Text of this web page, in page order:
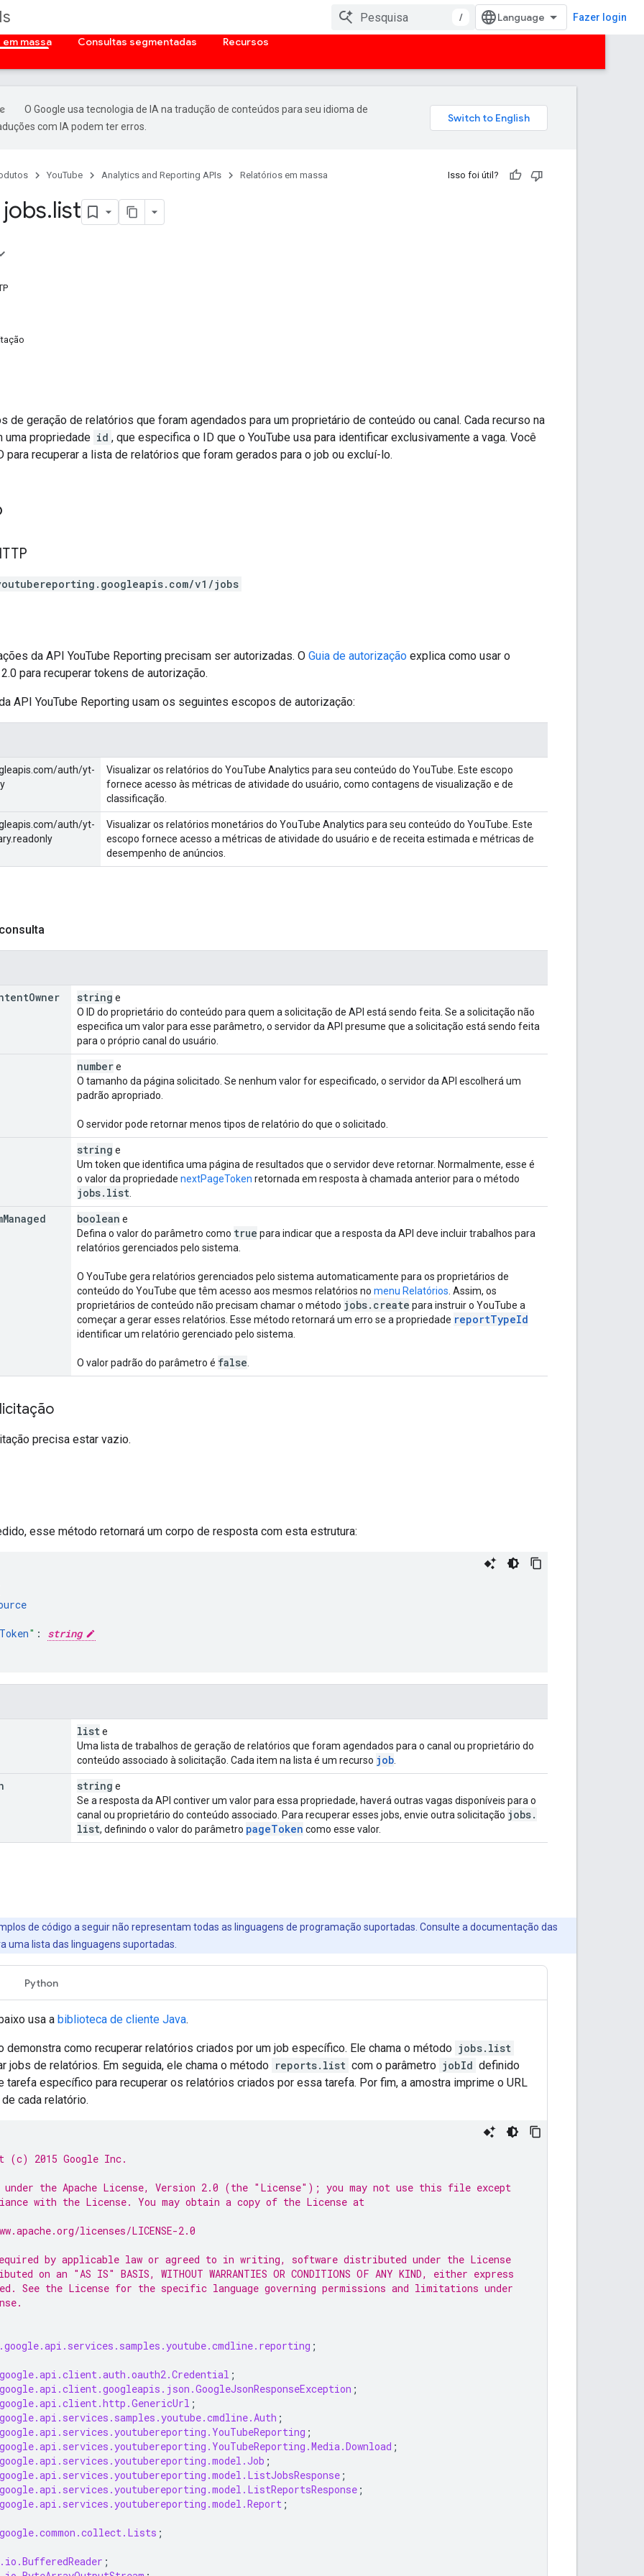
/ Fazer login
em massa Consultas segmentadas Recursos
O Google usa tecnologia de IA na tradução de conteúdos para seu idioma de
com IA podem ter erros.
YouTube Analytics and Reporting APIs Relatórios em massa Isso foi útil?
jobs.list
de geração de relatórios que foram agendados para um proprietário de conteúdo ou canal. Cada recurso na
uma propriedade id , que especifica o ID que o YouTube usa para identificar exclusivamente a vaga. Você
para recuperar a lista de relatórios que foram gerados para o job ou excluí-lo.
v1/jobs
da API YouTube Reporting precisam ser autorizadas. O Guia de autorização explica como usar o
2.0 para recuperar tokens de autorização.
API YouTube Reporting usam os seguintes escopos de autorização:
auth/yt-
Visualizar os relatórios do YouTube Analytics para seu conteúdo do YouTube. Este escopo
fornece acesso às métricas de atividade do usuário, como contagens de visualização e de
classificação.
auth/yt-
Visualizar os relatórios monetários do YouTube Analytics para seu conteúdo do YouTube. Este
escopo fornece acesso a métricas de atividade do usuário e de receita estimada e métricas de
desempenho de anúncios.
Owner string e
O ID do proprietário do conteúdo para quem a solicitação de API está sendo feita. Se a solicitação não
especifica um valor para esse parâmetro, o servidor da API presume que a solicitação está sendo feita
para o próprio canal do usuário.
numbere
O tamanho da página solicitado. Se nenhum valor for especificado, o servidor da API escolherá um
padrão apropriado.
O servidor pode retornar menos tipos de relatório do que o solicitado.
string e
Um token que identifica uma página de resultados que o servidor deve retornar. Normalmente, esse é
o valor da propriedade nextPageToken retornada em resposta à chamada anterior para o método
jobs. list
Managed boolean e
Defina o valor do parâmetro como true para indicar que a resposta da API deve incluir trabalhos para
relatórios gerenciados pelo sistema.
O YouTube gera relatórios gerenciados pelo sistema automaticamente para os proprietários de
conteúdo do YouTube que têm acesso aos mesmos relatórios no menu Relatórios . Assim, os
proprietários de conteúdo não precisam chamar o método jobs. create para instruir o YouTube a
começar a gerar esses relatórios. Esse método retornará um erro se a propriedade reportTypeId
identificar um relatório gerenciado pelo sistema.
O valor padrão do parâmetro é false
precisa estar vazio.
esse método retornará um corpo de resposta com esta estrutura:
" :
string
liste
Uma lista de trabalhos de geração de relatórios que foram agendados para o canal ou proprietário do
conteúdo associado à solicitação. Cada item na lista é um recurso job
string e
Se a resposta da API contiver um valor para essa propriedade, haverá outras vagas disponíveis para o
canal ou proprietário do conteúdo associado. Para recuperar esses jobs, envie outra solicitação jobs.
list, definindo o valor do parâmetro pageToken como esse valor.
de código a seguir não representam todas as linguagens de programação suportadas. Consulte a documentação das
uma lista das linguagens suportadas.
Python
usa a biblioteca de cliente Java.
demonstra como recuperar relatórios criados por um job específico. Ele chama o método jobs.list
jobs de relatórios. Em seguida, ele chama o método reports.list com o parâmetro jobId definido
tarefa específico para recuperar os relatórios criados por essa tarefa. Por fim, a amostra imprime o URL
de cada relatório.
(c) 2015 Google Inc.
under the Apache License, Version 2.0 (the "License"); you may not use this file except
with the License. You may obtain a copy of the License at
licenses/LICENSE-2.0
by applicable law or agreed to in writing, software distributed under the License
on an "AS IS" BASIS, WITHOUT WARRANTIES OR CONDITIONS OF ANY KIND, either express
See the License for the specific language governing permissions and limitations under
;
;
;
;
;
;
;
;
;
;
;
;
;